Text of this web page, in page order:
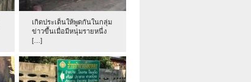
เกิดประเด็นให้พูดกันในกลุ่ม
ข่าวขึ้นเมื่อมีหนุ่มรายหนึ่ง
[…]